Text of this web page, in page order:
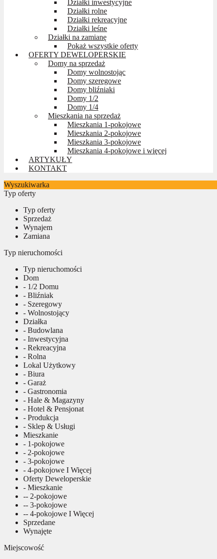
Działki inwestycyjne
Działki rolne
Działki rekreacyjne
Działki leśne
Działki na zamianę
Pokaż wszystkie oferty
OFERTY DEWELOPERSKIE
Domy na sprzedaż
Domy wolnostojąc
Domy szeregowe
Domy bliźniaki
Domy 1/2
Domy 1/4
Mieszkania na sprzedaż
Mieszkania 1-pokojowe
Mieszkania 2-pokojowe
Mieszkania 3-pokojowe
Mieszkania 4-pokojowe i więcej
ARTYKUŁY
KONTAKT
Wyszukiwarka
Typ oferty
Typ oferty
Sprzedaż
Wynajem
Zamiana
Typ nieruchomości
Typ nieruchomości
Dom
- 1/2 Domu
- Bliźniak
- Szeregowy
- Wolnostojący
Działka
- Budowlana
- Inwestycyjna
- Rekreacyjna
- Rolna
Lokal Użytkowy
- Biura
- Garaż
- Gastronomia
- Hale & Magazyny
- Hotel & Pensjonat
- Produkcja
- Sklep & Usługi
Mieszkanie
- 1-pokojowe
- 2-pokojowe
- 3-pokojowe
- 4-pokojowe I Więcej
Oferty Deweloperskie
- Mieszkanie
-- 2-pokojowe
-- 3-pokojowe
-- 4-pokojowe I Więcej
Sprzedane
Wynajęte
Miejscowość